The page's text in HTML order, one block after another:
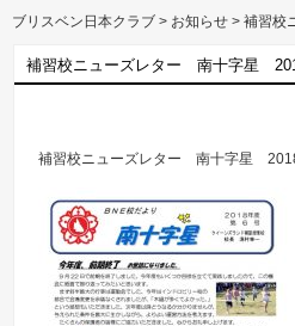
ブリスベン日本クラブ > お知らせ > 補習校
補習校ニューズレター 南十字星
補習校ニューズレター 南十字星 2018